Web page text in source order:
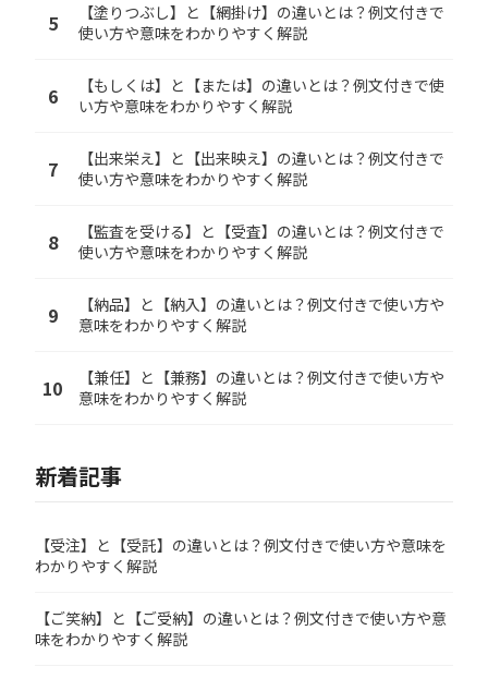
5
【塗りつぶし】と【網掛け】の違いとは？例文付きで
使い方や意味をわかりやすく解説
6
【もしくは】と【または】の違いとは？例文付きで使
い方や意味をわかりやすく解説
7
【出来栄え】と【出来映え】の違いとは？例文付きで
使い方や意味をわかりやすく解説
8
【監査を受ける】と【受査】の違いとは？例文付きで
使い方や意味をわかりやすく解説
9
【納品】と【納入】の違いとは？例文付きで使い方や
意味をわかりやすく解説
10
【兼任】と【兼務】の違いとは？例文付きで使い方や
意味をわかりやすく解説
新着記事
【受注】と【受託】の違いとは？例文付きで使い方や意味を
わかりやすく解説
【ご笑納】と【ご受納】の違いとは？例文付きで使い方や意
味をわかりやすく解説